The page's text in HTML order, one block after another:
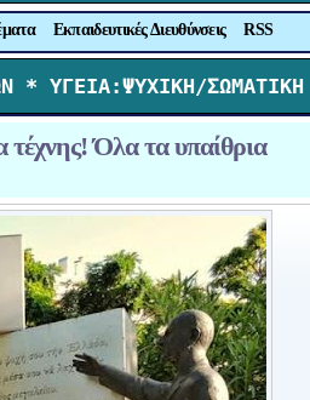
Εκπαιδευτικές Διευθύνσεις RSS
* ΥΓΕΙΑ:ΨΥΧΙΚΗ/ΣΩΜΑΤΙΚΗ
Όλα τα υπαίθρια